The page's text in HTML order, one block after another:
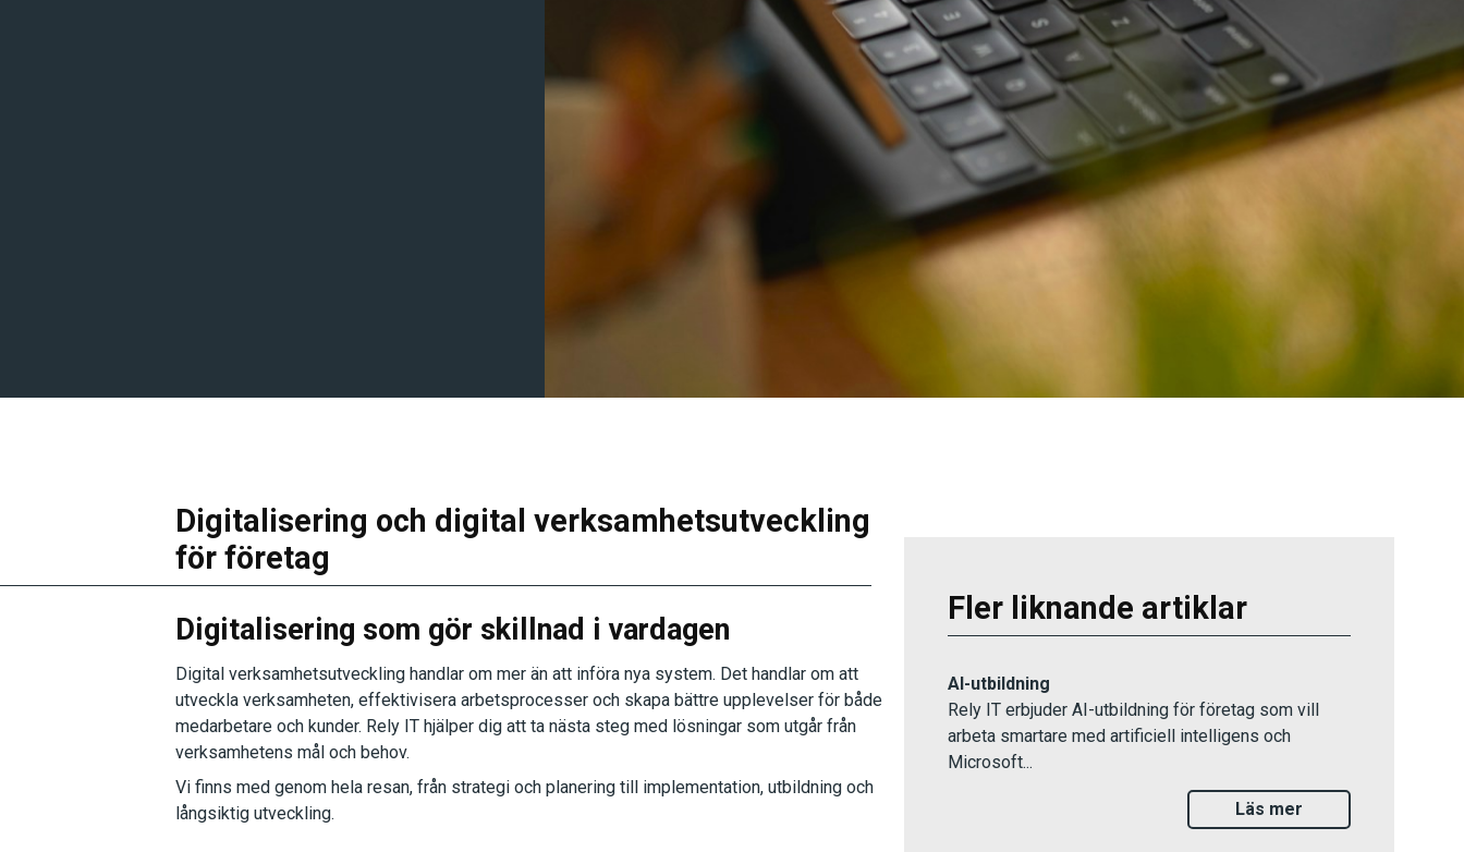
Digitalisering och digital verksamhetsutveckling
för företag
Digitalisering som gör skillnad i vardagen
Digital verksamhetsutveckling handlar om mer än att införa nya system. Det handlar om att
utveckla verksamheten, effektivisera arbetsprocesser och skapa bättre upplevelser för både
medarbetare och kunder. Rely IT hjälper dig att ta nästa steg med lösningar som utgår från
verksamhetens mål och behov.
Vi finns med genom hela resan, från strategi och planering till implementation, utbildning och
långsiktig utveckling.
Fler liknande artiklar
AI-utbildning
Rely IT erbjuder AI-utbildning för företag som vill
arbeta smartare med artificiell intelligens och
Microsoft...
Läs mer